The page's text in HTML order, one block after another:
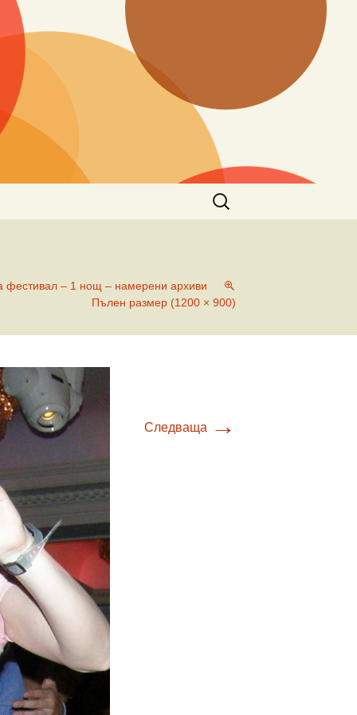
Търсене
за:
фестивал – 1 нощ – намерени архиви
Пълен размер (1200 × 900)
Следваща →